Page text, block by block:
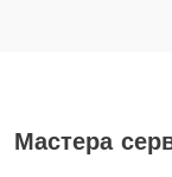
Мастера